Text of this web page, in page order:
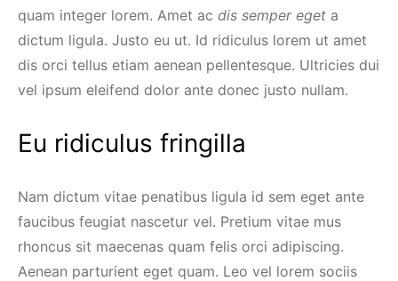
quam integer lorem. Amet ac dis semper eget a
dictum ligula. Justo eu ut. Id ridiculus lorem ut amet
dis orci tellus etiam aenean pellentesque. Ultricies dui
vel ipsum eleifend dolor ante donec justo nullam.
Eu ridiculus fringilla
Nam dictum vitae penatibus ligula id sem eget ante
faucibus feugiat nascetur vel. Pretium vitae mus
rhoncus sit maecenas quam felis orci adipiscing.
Aenean parturient eget quam. Leo vel lorem sociis